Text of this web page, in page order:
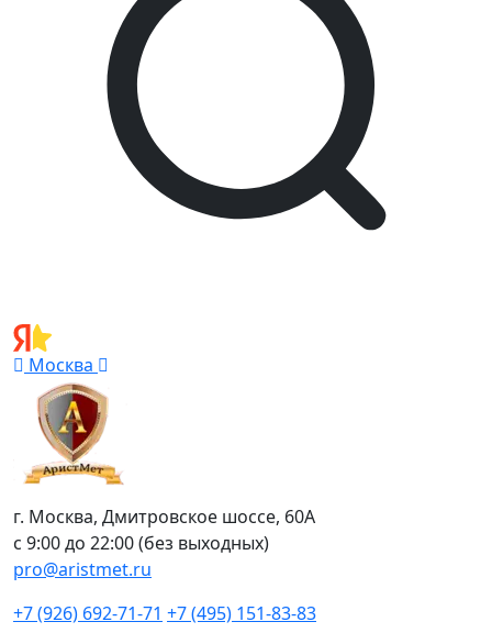
Москва
г. Москва, Дмитровское шоссе, 60А
с 9:00 до 22:00 (без выходных)
pro@aristmet.ru
+7 (926) 692-71-71 +7 (495) 151-83-83